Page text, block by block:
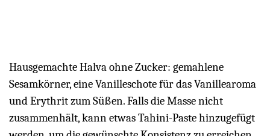
Hausgemachte Halva ohne Zucker: gemahlene
Sesamkörner, eine Vanilleschote für das Vanillearoma
und Erythrit zum Süßen. Falls die Masse nicht
zusammenhält, kann etwas Tahini-Paste hinzugefügt